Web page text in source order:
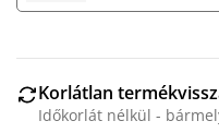
Korlátlan
Időkorlát nélkül -